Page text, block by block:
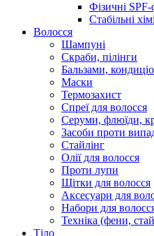
Фізичні SPF-
Стабільні
Волосся
Шампуні
Скраби, пілінги
Бальзами,
Маски
Термозахист
Спреї для волосся
Серуми, флюїди,
Засоби проти
Стайлінг
Олії для волосся
Проти лупи
Щітки для волосся
Аксесуари для
Набори для
Техніка (фени,
Тіло